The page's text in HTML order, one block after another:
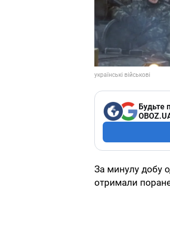
Будьте
За минулу добу
отримали